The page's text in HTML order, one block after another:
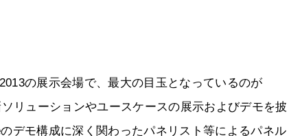
の展示会場で、最大の目玉となっているのが
リューションやユースケースの展示およびデモを披
デモ構成に深く関わったパネリスト等によるパネル